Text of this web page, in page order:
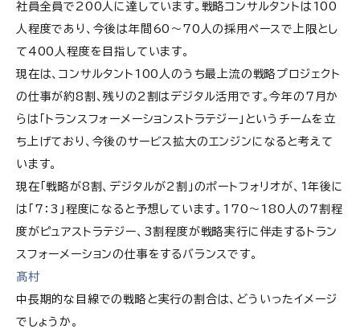
グロービング株式会社の求人情報
社員全員で200人に達しています。戦略コンサルタントは100
人程度であり、今後は年間60〜70人の採用ペースで上限とし
て400人程度を目指しています。
現在は、コンサルタント100人のうち最上流の戦略プロジェクト
の仕事が約8割、残りの2割はデジタル活用です。今年の7月か
らは「トランスフォーメーションストラテジー」というチームを立
ち上げており、今後のサービス拡大のエンジンになると考えて
います。
現在「戦略が8割、デジタルが2割」のポートフォリオが、1年後に
は「7：3」程度になると予想しています。170〜180人の7割程
度がピュアストラテジー、3割程度が戦略実行に伴走するトラン
スフォーメーションの仕事をするバランスです。
髙村
中長期的な目線での戦略と実行の割合は、どういったイメージ
でしょうか。